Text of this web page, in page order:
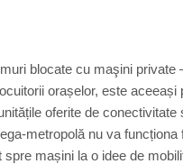
blocate cu maşini private
orașelor, este aceeași
oferite de conectivitate
metropolă nu va funcționa
mașini la o idee de